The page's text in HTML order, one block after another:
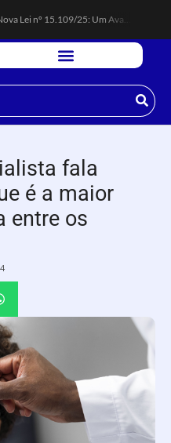
A Nova Lei nº 15.109/25: Um Avanço na Garantia dos Honorários Advocatícios.
Espingarda roubada de agentes de segurança ferroviária é recuperada na Vila Esperança.
Polícia Rodoviária resgata bicho-preguiça na Rodovia dos Imigrantes, em Cubatão.
Cubatão tem vasta programação no Mês da Mulher: atividades começam nesta sexta (7).
Vigilantes são atacados por criminosos armados durante escolta de carga na Vila Esperança.
fala
é a maior
entre os